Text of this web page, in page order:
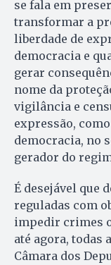
se fala em
transformar a
liberdade de
democracia e
gerar
nome da
vigilância e
expressão,
democracia, no
gerador do
É desejável que
reguladas com
impedir crimes
até agora, todas
Câmara dos